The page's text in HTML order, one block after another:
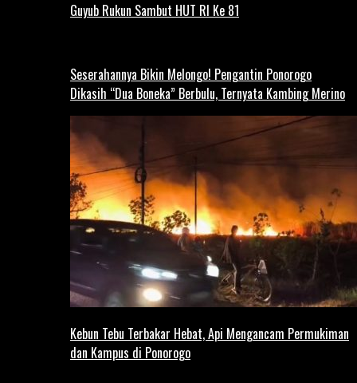
Guyub Rukun Sambut HUT RI Ke 81
Seserahannya Bikin Melongo! Pengantin Ponorogo
Dikasih “Dua Boneka” Berbulu, Ternyata Kambing Merino
Kebun Tebu Terbakar Hebat, Api Mengancam Permukiman
dan Kampus di Ponorogo